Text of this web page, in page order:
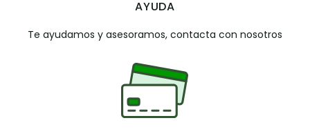
AYUDA
Te ayudamos y asesoramos, contacta con nosotros